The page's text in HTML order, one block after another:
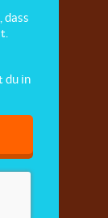
dass
du in